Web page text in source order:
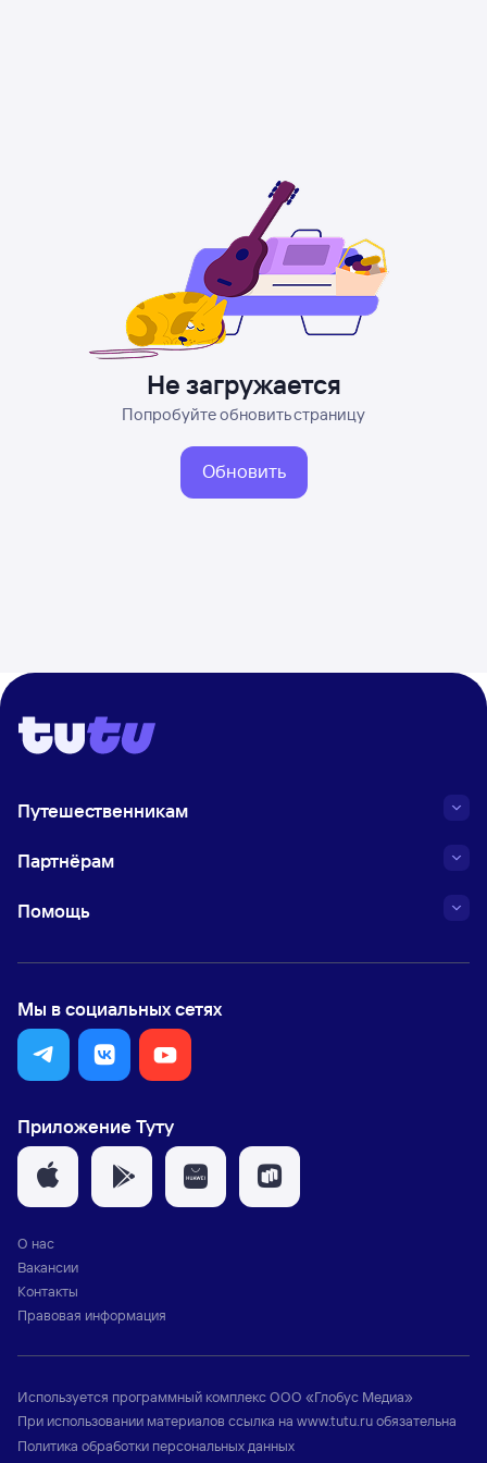
Не загружается
Попробуйте обновить страницу
Обновить
Путешественникам
Партнёрам
Помощь
Мы в социальных сетях
Приложение Туту
О нас
Вакансии
Контакты
Правовая информация
Используется программный комплексООО «Глобус Медиа»
При использовании материалов ссылка на www.tutu.ruобязательна
Политика обработки персональных данных